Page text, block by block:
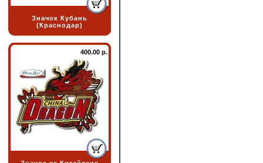
Значок Кубань
(Краснодар)
400.00 р.